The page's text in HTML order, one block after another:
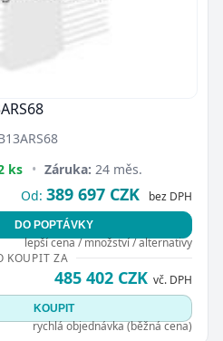
ks • Záruka: 24 měs.
Od: 389 697 CZK bez DPH
DO POPTÁVKY
lepší cena / množství / alternativy
KOUPIT ZA
485 402 CZK vč. DPH
KOUPIT
rychlá objednávka (běžná cena)